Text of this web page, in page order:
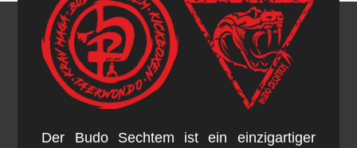
Der Budo Sechtem ist ein einzigartiger